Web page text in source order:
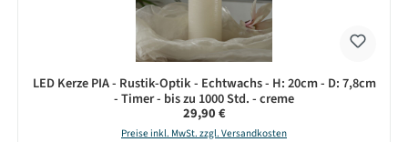
LED Kerze PIA - Rustik-Optik - Echtwachs - H: 20cm - D: 7,8cm
- Timer - bis zu 1000 Std. - creme
Regulärer Preis:
29,90 €
Preise inkl. MwSt. zzgl. Versandkosten